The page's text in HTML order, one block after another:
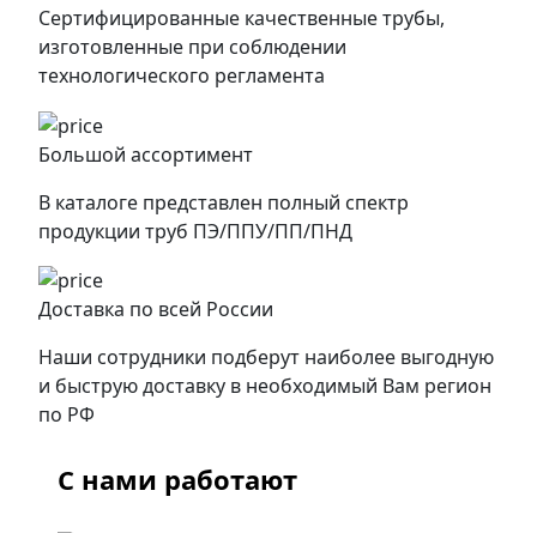
Сертифицированные качественные трубы,
изготовленные при соблюдении
технологического регламента
Большой ассортимент
В каталоге представлен полный спектр
продукции труб ПЭ/ППУ/ПП/ПНД
Доставка по всей России
Наши сотрудники подберут наиболее выгодную
и быструю доставку в необходимый Вам регион
по РФ
С нами работают